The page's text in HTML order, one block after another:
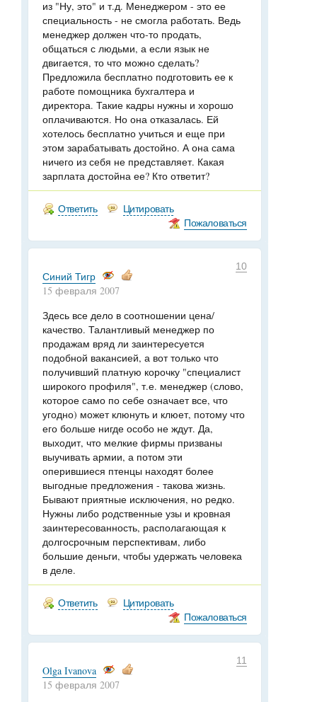
из "Ну, это" и т.д. Менеджером - это ее
специальность - не смогла работать. Ведь
менеджер должен что-то продать,
общаться с людьми, а если язык не
двигается, то что можно сделать?
Предложила бесплатно подготовить ее к
работе помощника бухгалтера и
директора. Такие кадры нужны и хорошо
оплачиваются. Но она отказалась. Ей
хотелось бесплатно учиться и еще при
этом зарабатывать достойно. А она сама
ничего из себя не представляет. Какая
зарплата достойна ее? Кто ответит?
Ответить
Цитировать
Пожаловаться
10
Синий Тигр
15 февраля 2007
Здесь все дело в соотношении цена/
качество. Талантливый менеджер по
продажам вряд ли заинтересуется
подобной вакансией, а вот только что
получивший платную корочку "специалист
широкого профиля", т.е. менеджер (слово,
которое само по себе означает все, что
угодно) может клюнуть и клюет, потому что
его больше нигде особо не ждут. Да,
выходит, что мелкие фирмы призваны
выучивать армии, а потом эти
оперившиеся птенцы находят более
выгодные предложения - такова жизнь.
Бывают приятные исключения, но редко.
Нужны либо родственные узы и кровная
заинтересованность, располагающая к
долгосрочным перспективам, либо
большие деньги, чтобы удержать человека
в деле.
Ответить
Цитировать
Пожаловаться
11
Olga Ivanova
15 февраля 2007